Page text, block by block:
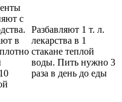
с
в
Разбавляют 1 т. л.
лекарства в 1
стакане теплой
воды. Пить нужно 3
раза в день до еды